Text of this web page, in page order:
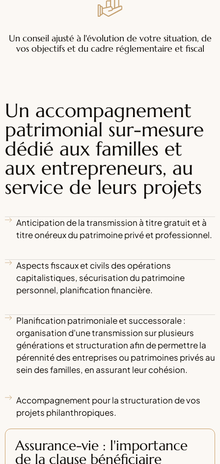
Un conseil ajusté à l'évolution de votre situation, de
vos objectifs et du cadre réglementaire et fiscal
Un accompagnement
patrimonial sur-mesure
dédié aux familles et
aux entrepreneurs, au
service de leurs projets
Anticipation de la transmission à titre gratuit et à
titre onéreux du patrimoine privé et professionnel.
Aspects fiscaux et civils des opérations
capitalistiques, sécurisation du patrimoine
personnel, planification financière.
Planification patrimoniale et successorale :
organisation d'une transmission sur plusieurs
générations et structuration afin de permettre la
pérennité des entreprises ou patrimoines privés au
sein des familles, en assurant leur cohésion.
Accompagnement pour la structuration de vos
projets philanthropiques.
Assurance-vie : l'importance
de la clause bénéficiaire